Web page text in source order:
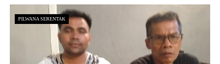
PILWANA SERENTAK